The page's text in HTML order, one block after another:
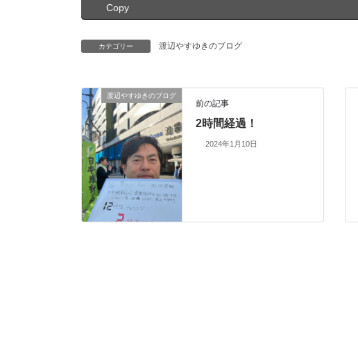
Copy
カテゴリー 渡辺やすゆきのブログ
渡辺やすゆきのブログ
前の記事
2時間経過！
2024年1月10日